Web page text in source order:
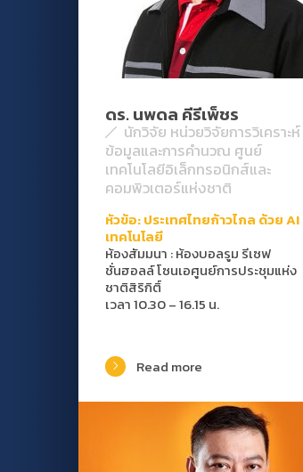
ดร. นพดล คีรีเพ็ชร
นักวิจัย หน่วยวิจัยการวิเคราะห์
ข้อมูลและการคำนวณ ศูนย์
เทคโนโลยีอิเล็กทรอนิกส์และ
คอมพิวเตอร์แห่งชาติ
หัวข้อ: ประเทศไทยก้าวไกล ด้วย AI
เทคโนโลยี
ห้องสัมมนา :ห้องบอลรูม รีเซฟ
ชั่นฮอลล์ โซนเอศูนย์การประชุมแห่ง
ชาติสิริกิติ์
เวลา 10.30 – 16.15 น.
Read more